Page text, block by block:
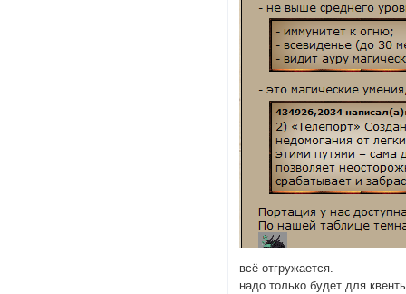
всё отгружается.
надо только будет для